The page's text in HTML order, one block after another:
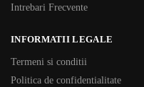
Intrebari Frecvente
INFORMATII LEGALE
Termeni si conditii
Politica de confidentialitate